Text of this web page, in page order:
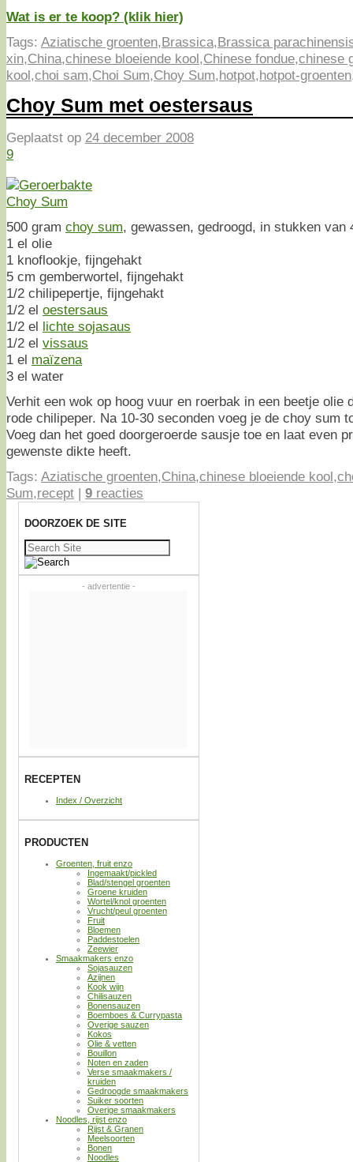
Wat is er te koop? (klik hier)
Tags: Aziatische groenten,Brassica,Brassica
xin,China,chinese bloeiende kool,Chinese fondue,chinese
kool,choi sam,Choi Sum,Choy Sum,hotpot,hotpot-groenten
Choy Sum met oestersaus
Geplaatst op 24 december 2008
9
500 gram choy sum, gewassen, gedroogd, in stukken van
1 el olie
1 knoflookje, fijngehakt
5 cm gemberwortel, fijngehakt
1/2 chilipepertje, fijngehakt
1/2 el oestersaus
1/2 el lichte sojasaus
1/2 el vissaus
1 el maïzena
3 el water
Verhit een wok op hoog vuur en roerbak in een beetje olie
rode chilipeper. Na 10-30 seconden voeg je de choy sum
Voeg dan het goed doorgeroerde sausje toe en laat even
gewenste dikte heeft.
Tags: Aziatische groenten,China,chinese bloeiende kool,
Sum,recept | 9 reacties
DOORZOEK DE SITE
Zoeken
naar:
- advertentie -
RECEPTEN
Index / Overzicht
PRODUCTEN
Groenten, fruit enzo
Ingemaakt/pickled
Blad/stengel groenten
Groene kruiden
Wortel/knol groenten
Vrucht/peul groenten
Fruit
Bloemen
Paddestoelen
Zeewier
Smaakmakers enzo
Sojasauzen
Azijnen
Kook wijn
Chilisauzen
Bonensauzen
Boemboes & Currypasta
Overige sauzen
Kokos
Olie & vetten
Bouillon
Noten en zaden
Verse smaakmakers /
kruiden
Gedroogde smaakmakers
Suiker soorten
Overige smaakmakers
Noodles, rijst enzo
Rijst & Granen
Meelsoorten
Bonen
Noodles